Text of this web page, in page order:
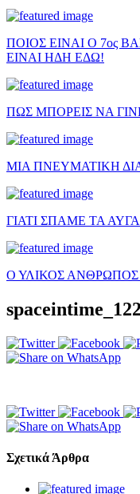
ΠΟΙΟΣ ΕΙΝΑΙ Ο 7ος
ΕΙΝΑΙ ΗΔΗ ΕΔΩ!
ΠΩΣ ΜΠΟΡΕΙΣ ΝΑ
ΜΙΑ ΠΝΕΥΜΑΤΙΚΗ
ΓΙΑΤΙ ΣΠΑΜΕ ΤΑ
Ο ΥΛΙΚΟΣ
Σχετικά Άρθρα